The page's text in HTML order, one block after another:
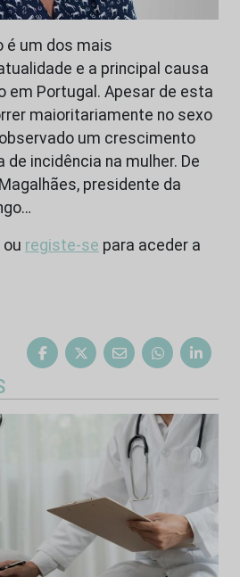
é um dos mais
e a principal causa
em Portugal. Apesar de esta
maioritariamente no sexo
um crescimento
incidência na mulher. De
presidente da
ou registe-se para aceder a